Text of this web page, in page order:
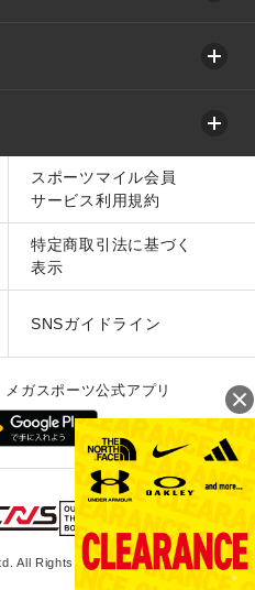
スポーツマイル会員
サービス利用規約
特定商取引法に基づく
表示
SNSガイドライン
ガスポーツ公式アプリ
All Rights Reserved.